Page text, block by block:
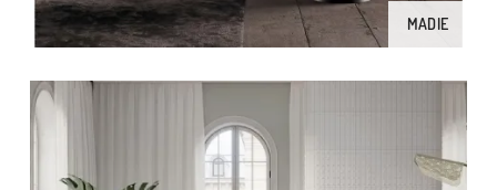
MADIE